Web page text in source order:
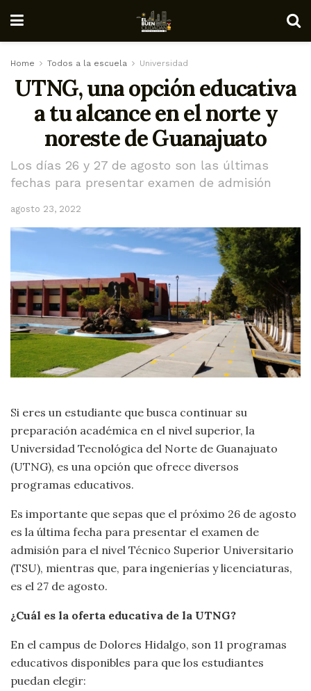
Home Todos a la escuela Universidad
UTNG, una opción educativa
a tu alcance en el norte y
noreste de Guanajuato
Los días 26 y 27 de agosto son las últimas
fechas para presentar examen de admisión
agosto 23, 2022
Si eres un estudiante que busca continuar su
preparación académica en el nivel superior, la
Universidad Tecnológica del Norte de Guanajuato
(UTNG), es una opción que ofrece diversos
programas educativos.
Es importante que sepas que el próximo 26 de agosto
es la última fecha para presentar el examen de
admisión para el nivel Técnico Superior Universitario
(TSU), mientras que, para ingenierías y licenciaturas,
es el 27 de agosto.
¿Cuál es la oferta educativa de la UTNG?
En el campus de Dolores Hidalgo, son 11 programas
educativos disponibles para que los estudiantes
puedan elegir: